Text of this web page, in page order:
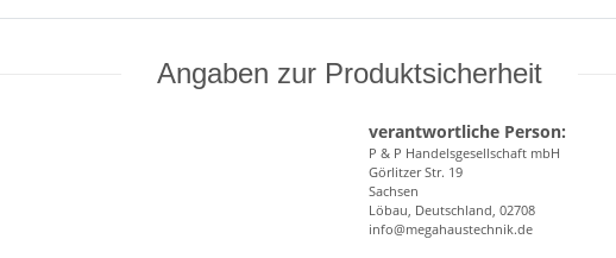
Angaben zur Produktsicherheit
verantwortliche Person:
P & P Handelsgesellschaft mbH
Görlitzer Str. 19
Sachsen
Löbau, Deutschland, 02708
info@megahaustechnik.de